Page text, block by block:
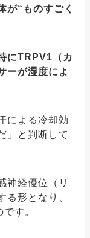
が“ものすごく
にTRPV1（カ
ーが湿度によ
による冷却効
」と判断して
神経優位（リ
る形となり、
す。